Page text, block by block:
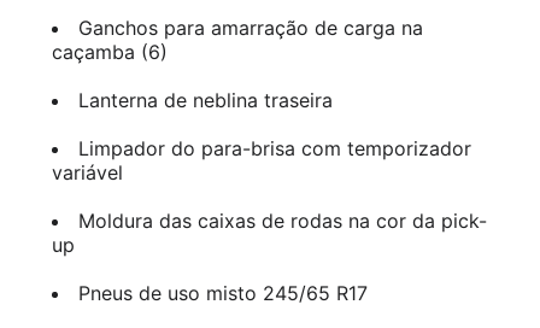
Ganchos para amarração de carga na
caçamba (6)
Lanterna de neblina traseira
Limpador do para-brisa com temporizador
variável
Moldura das caixas de rodas na cor da pick-
up
Pneus de uso misto 245/65 R17